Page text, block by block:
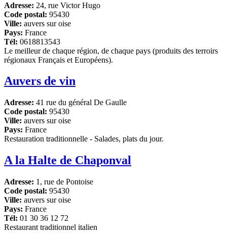
Adresse: 24, rue Victor Hugo
Code postal: 95430
Ville: auvers sur oise
Pays: France
Tél: 0618813543
Le meilleur de chaque région, de chaque pays (produits des terroirs
régionaux Français et Européens).
Auvers de vin
Adresse: 41 rue du général De Gaulle
Code postal: 95430
Ville: auvers sur oise
Pays: France
Restauration traditionnelle - Salades, plats du jour.
A la Halte de Chaponval
Adresse: 1, rue de Pontoise
Code postal: 95430
Ville: auvers sur oise
Pays: France
Tél: 01 30 36 12 72
Restaurant traditionnel italien